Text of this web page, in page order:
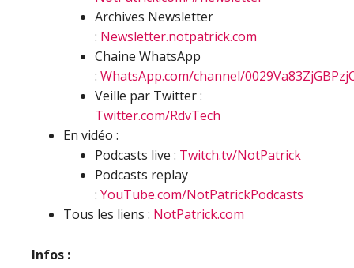
Archives Newsletter
: Newsletter.notpatrick.com
Chaine WhatsApp
: WhatsApp.com/channel/
Veille par Twitter :
Twitter.com/RdvTech
En vidéo :
Podcasts live : Twitch.tv/NotPatrick
Podcasts replay
: YouTube.com/NotPatrickPodcasts
Tous les liens : NotPatrick.com
Infos :